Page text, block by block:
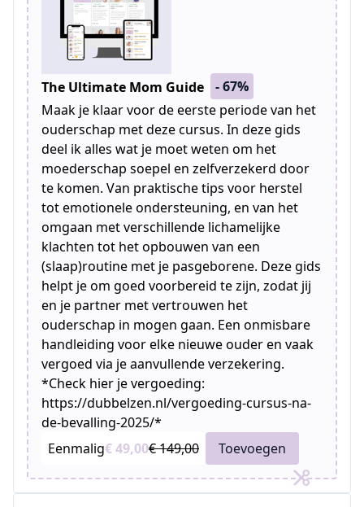
The Ultimate Mom Guide
- 67%
Maak je klaar voor de eerste periode van het
ouderschap met deze cursus. In deze gids
deel ik alles wat je moet weten om het
moederschap soepel en zelfverzekerd door
te komen. Van praktische tips voor herstel
tot emotionele ondersteuning, en van het
omgaan met verschillende lichamelijke
klachten tot het opbouwen van een
(slaap)routine met je pasgeborene. Deze gids
helpt je om goed voorbereid te zijn, zodat jij
en je partner met vertrouwen het
ouderschap in mogen gaan. Een onmisbare
handleiding voor elke nieuwe ouder en vaak
vergoed via je aanvullende verzekering.
*Check hier je vergoeding:
https://dubbelzen.nl/vergoeding-cursus-na-
de-bevalling-2025/*
Eenmalig€ 49,00€ 149,00 Toevoegen